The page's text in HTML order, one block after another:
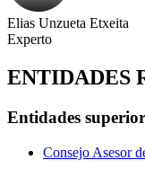
Elias Unzueta Etxeita
Experto
ENTIDADES
Entidades
Consejo Asesor